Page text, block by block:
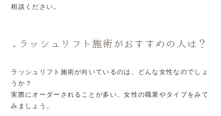
相談ください。
◆ ラッシュリフト施術がおすすめの人は？
ラッシュリフト施術が向いているのは、どんな女性なのでしょ
うか？
実際にオーダーされることが多い、女性の職業やタイプをみて
みましょう。